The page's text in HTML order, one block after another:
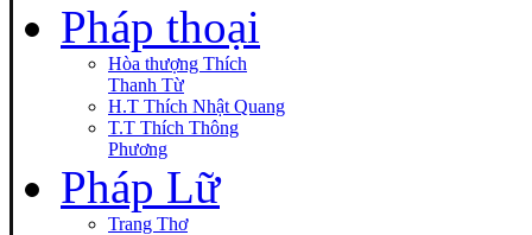
Pháp thoại
Hòa thượng Thích
Thanh Từ
H.T Thích Nhật Quang
T.T Thích Thông
Phương
Pháp Lữ
Trang Thơ